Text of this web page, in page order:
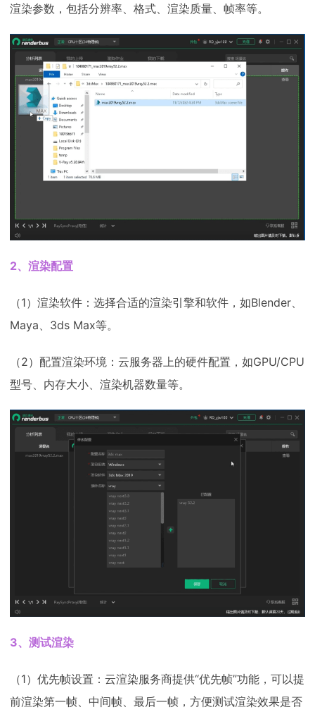
渲染参数，包括分辨率、格式、渲染质量、帧率等。
2、渲染配置
（1）渲染软件：选择合适的渲染引擎和软件，如Blender、
Maya、3ds Max等。
（2）配置渲染环境：云服务器上的硬件配置，如GPU/CPU
型号、内存大小、渲染机器数量等。
3、测试渲染
（1）优先帧设置：云渲染服务商提供“优先帧”功能，可以提
前渲染第一帧、中间帧、最后一帧，方便测试渲染效果是否